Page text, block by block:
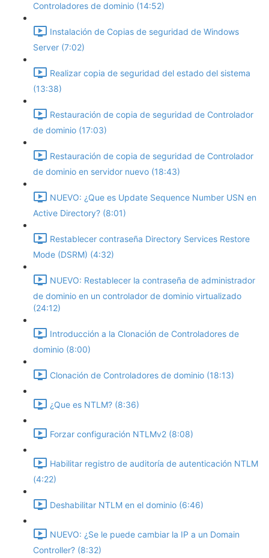
Controladores de dominio (14:52)
Instalación de Copias de seguridad de Windows
Server (7:02)
Realizar copia de seguridad del estado del sistema
(13:38)
Restauración de copia de seguridad de Controlador
de dominio (17:03)
Restauración de copia de seguridad de Controlador
de dominio en servidor nuevo (18:43)
NUEVO: ¿Que es Update Sequence Number USN en
Active Directory? (8:01)
Restablecer contraseña Directory Services Restore
Mode (DSRM) (4:32)
NUEVO: Restablecer la contraseña de administrador
de dominio en un controlador de dominio virtualizado
(24:12)
Introducción a la Clonación de Controladores de
dominio (8:00)
Clonación de Controladores de dominio (18:13)
¿Que es NTLM? (8:36)
Forzar configuración NTLMv2 (8:08)
Habilitar registro de auditoría de autenticación NTLM
(4:22)
Deshabilitar NTLM en el dominio (6:46)
NUEVO: ¿Se le puede cambiar la IP a un Domain
Controller? (8:32)